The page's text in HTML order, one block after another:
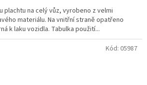
plachtu na celý vůz, vyrobeno z velmi
materiálu. Na vnitřní straně opatřeno
k laku vozidla. Tabulka použití...
Kód: 05987